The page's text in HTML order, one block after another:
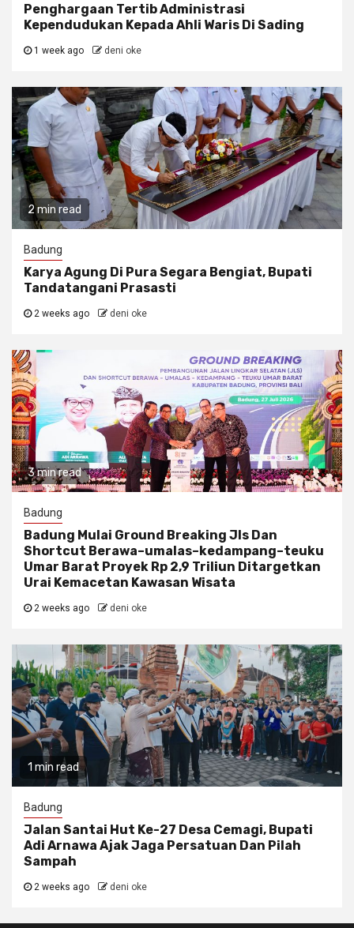
Penghargaan Tertib Administrasi
Kependudukan Kepada Ahli Waris Di Sading
1 week ago deni oke
2 min read
Badung
Karya Agung Di Pura Segara Bengiat, Bupati
Tandatangani Prasasti
2 weeks ago deni oke
3 min read
Badung
Badung Mulai Ground Breaking Jls Dan
Shortcut Berawa–umalas–kedampang–teuku
Umar Barat Proyek Rp 2,9 Triliun Ditargetkan
Urai Kemacetan Kawasan Wisata
2 weeks ago deni oke
1 min read
Badung
Jalan Santai Hut Ke-27 Desa Cemagi, Bupati
Adi Arnawa Ajak Jaga Persatuan Dan Pilah
Sampah
2 weeks ago deni oke